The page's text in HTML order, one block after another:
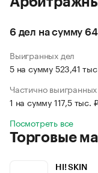
6 дел на сумму
Выигранных дел
5 на сумму 523,41
Частично
1 на сумму 117,5 тыс.
Посмотреть все
Торговые
HI! SKIN